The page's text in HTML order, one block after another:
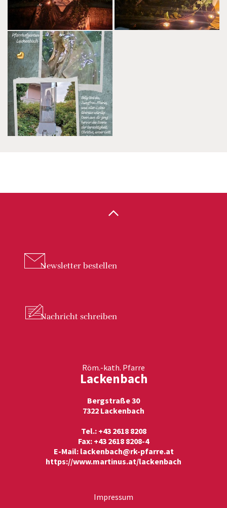
Newsletter bestellen
Nachricht schreiben
Röm.-kath. Pfarre
Lackenbach
Bergstraße 30
7322 Lackenbach
Tel.: +43 2618 8208
Fax: +43 2618 8208-4
E-Mail: lackenbach@rk-pfarre.at
https://www.martinus.at/lackenbach
Impressum